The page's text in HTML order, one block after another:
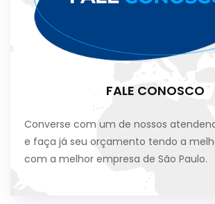
FALE CONOSCO
Converse com um de nossos
e faça já seu orçamento tendo a
com a melhor empresa de São Paulo.